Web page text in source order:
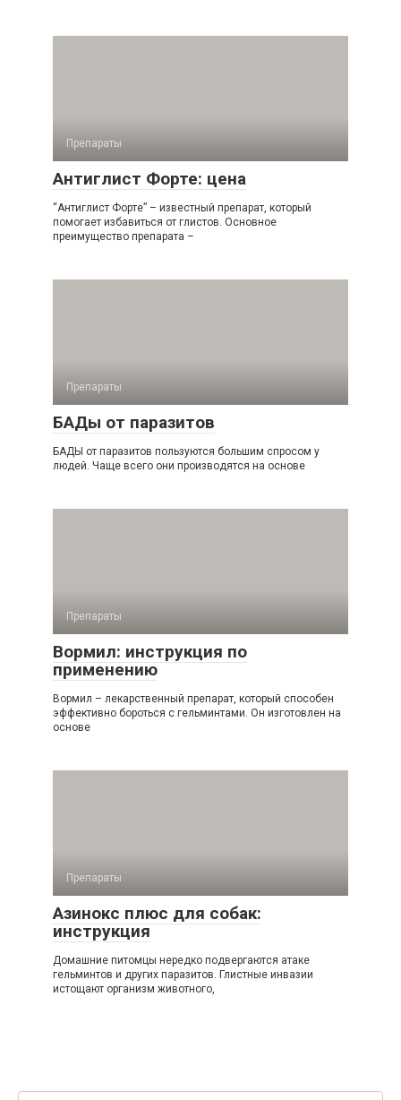
Препараты
Антиглист Форте: цена
“Антиглист Форте” – известный препарат, который
помогает избавиться от глистов. Основное
преимущество препарата –
Препараты
БАДы от паразитов
БАДЫ от паразитов пользуются большим спросом у
людей. Чаще всего они производятся на основе
Препараты
Вормил: инструкция по
применению
Вормил – лекарственный препарат, который способен
эффективно бороться с гельминтами. Он изготовлен на
основе
Препараты
Азинокс плюс для собак:
инструкция
Домашние питомцы нередко подвергаются атаке
гельминтов и других паразитов. Глистные инвазии
истощают организм животного,